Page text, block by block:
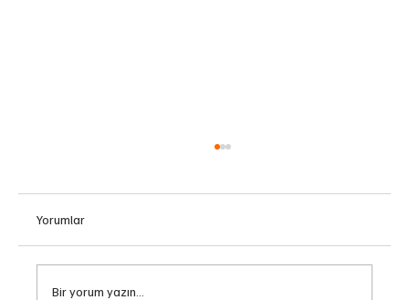
Yorumlar
Bir yorum yazın...